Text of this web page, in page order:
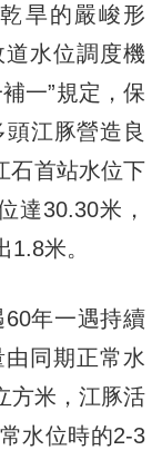
旱的嚴峻形
水位調度機
一”規定，保
江豚營造良
石首站水位下
達30.30米，
米。
年一遇持續
同期正常水
方米，江豚活
水位時的2-3